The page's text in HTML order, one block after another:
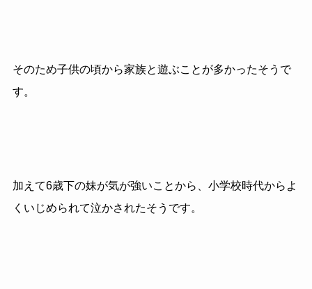
そのため子供の頃から家族と遊ぶことが多かったそうで
す。
加えて6歳下の妹が気が強いことから、小学校時代からよ
くいじめられて泣かされたそうです。